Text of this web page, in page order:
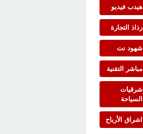
هيدب فيديو
رذاذ التجارة
شهود نت
مباشر التقنية
شرقيات
السياحة
اشراق الأرباح